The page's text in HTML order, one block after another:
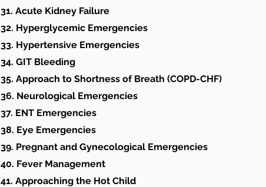
31. Acute Kidney Failure
32. Hyperglycemic Emergencies
33. Hypertensive Emergencies
34. GIT Bleeding
35. Approach to Shortness of Breath (COPD-CHF)
36. Neurological Emergencies
37. ENT Emergencies
38. Eye Emergencies
39. Pregnant and Gynecological Emergencies
40. Fever Management
41. Approaching the Hot Child